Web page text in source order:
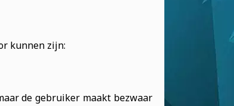
kunnen zijn:
de gebruiker maakt bezwaar